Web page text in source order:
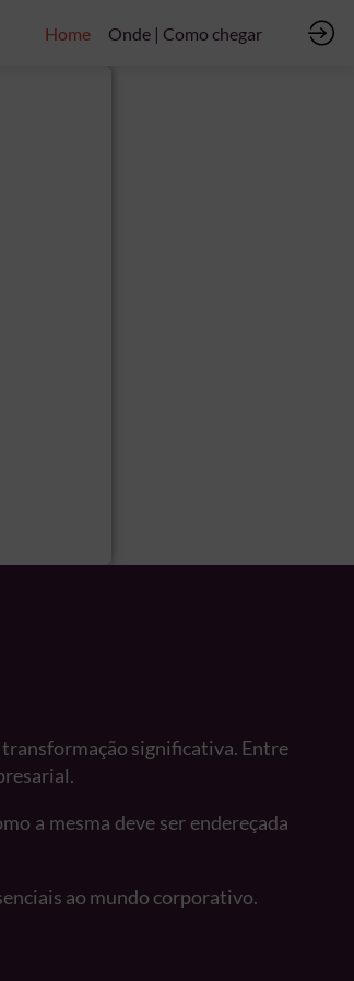
Home Onde | Como chegar
significativa. Entre
a mesma deve ser endereçada
ao mundo corporativo.